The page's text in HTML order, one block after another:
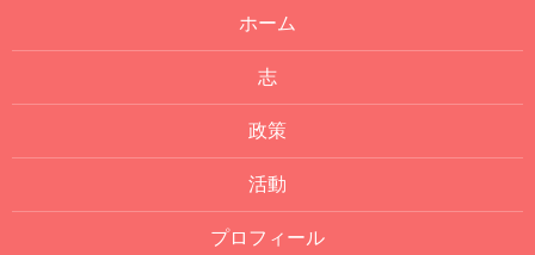
ホーム
志
政策
活動
プロフィール